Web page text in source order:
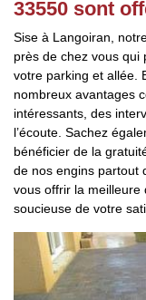
33550 sont
Sise à Langoiran,
près de chez vous qui
votre parking et allée.
nombreux avantages
intéressants, des
l’écoute. Sachez
bénéficier de la
de nos engins partout
vous offrir la meilleure
soucieuse de votre